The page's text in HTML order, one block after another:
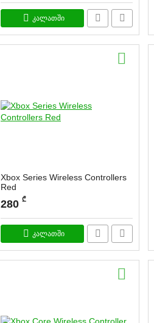
კალათში
Xbox Series Wireless Controllers
Red
სასაქონლო კოდი:
280 ₾
კალათში